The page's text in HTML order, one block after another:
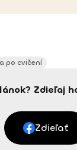
po cvičení
Zdieľaj
Zdieľať